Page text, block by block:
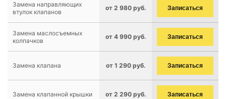
Замена направляющих
втулок клапанов
от 2 980 руб. Записаться
Замена маслосъемных
колпачков
от 4 990 руб. Записаться
Замена клапана от 1 290 руб. Записаться
Замена клапанной крышки от 2 290 руб. Записаться